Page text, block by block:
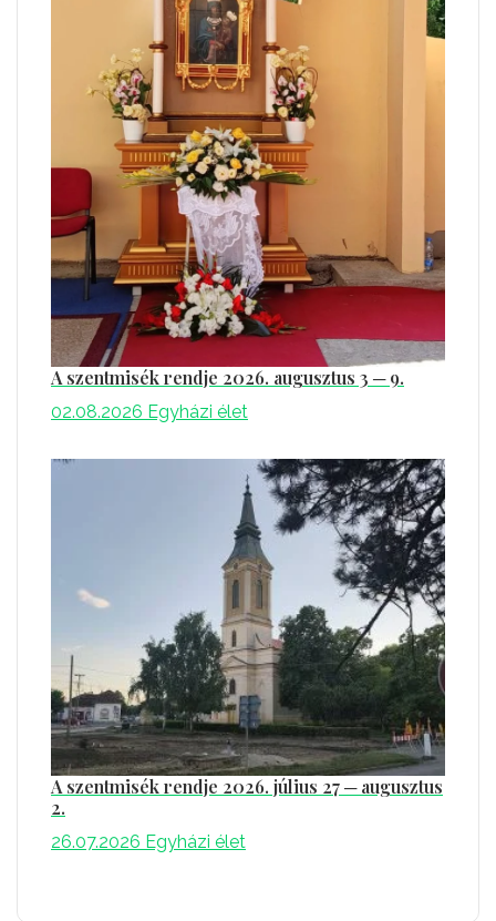
A szentmisék rendje 2026. augusztus 3 ─ 9.
02.08.2026 Egyházi élet
A szentmisék rendje 2026. július 27 ─ augusztus
2.
26.07.2026 Egyházi élet